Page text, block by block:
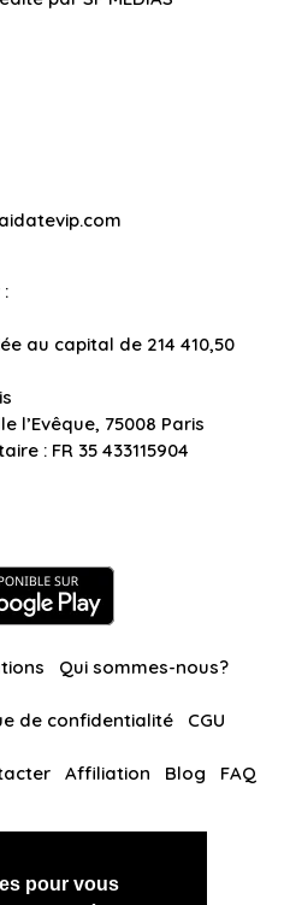
pour vous
au capital de 214 410,50
l’Evêque, 75008 Paris
: FR 35 433115904
Qui sommes-nous?
de confidentialité CGU
Affiliation Blog FAQ